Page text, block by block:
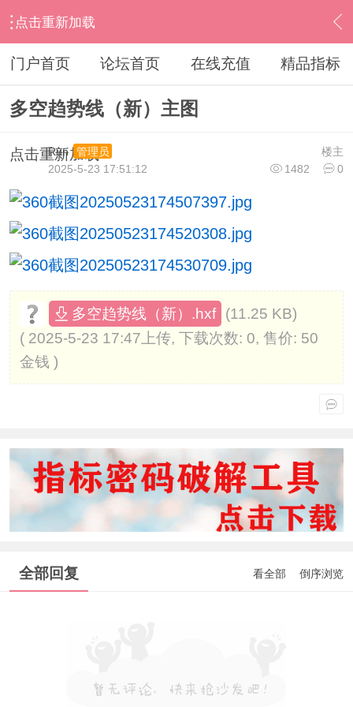
点击重新加载
› 其他股票软件 › 同花顺 › 内容
门户首页 论坛首页 在线充值 精品指标
多空趋势线（新）主图
点击重新加载 楼主
Run
管理员
1482
0
2025-5-23 17:51:12
多空趋势线（新）.hxf
(11.25 KB)
( 2025-5-23 17:47上传, 下载次数: 0, 售价: 50
金钱 )
全部回复 看全部 倒序浏览